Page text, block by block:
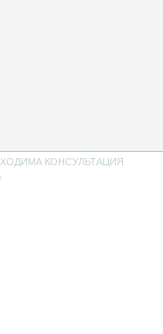
КОНСУЛЬТАЦИЯ